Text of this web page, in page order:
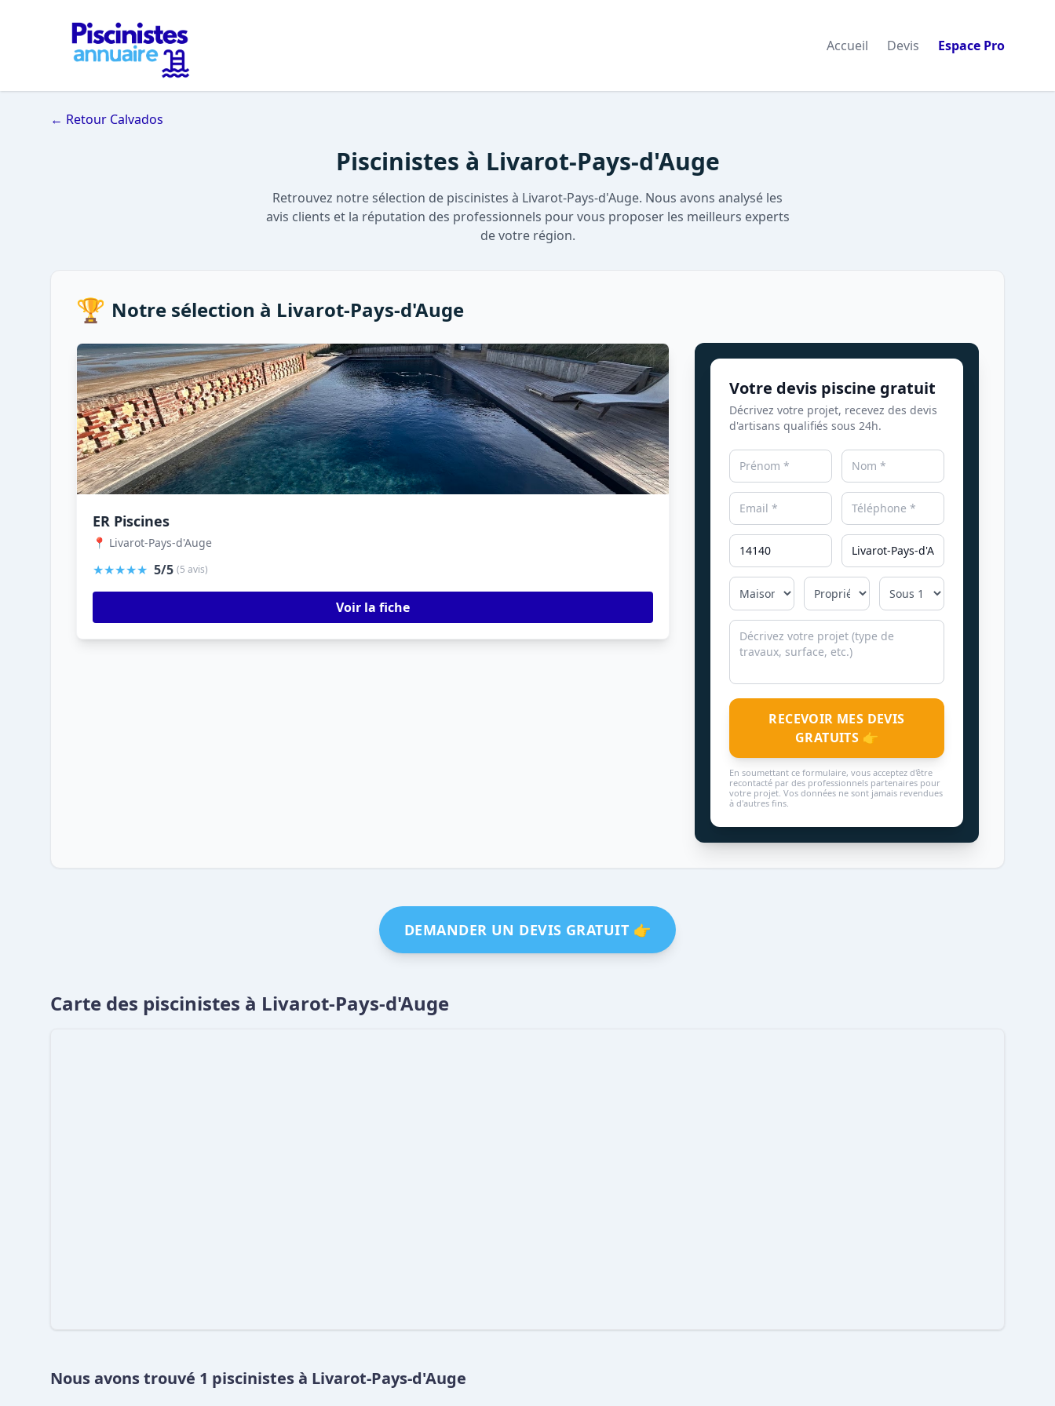
Accueil Devis Espace Pro
← Retour Calvados
Piscinistes à Livarot-Pays-d'Auge
Retrouvez notre sélection de piscinistes à Livarot-Pays-d'Auge. Nous avons analysé les
avis clients et la réputation des professionnels pour vous proposer les meilleurs experts
de votre région.
🏆 Notre sélection à Livarot-Pays-d'Auge
ER Piscines
📍 Livarot-Pays-d'Auge
★★★★★ 5/5 (5 avis)
Voir la fiche
Votre devis piscine gratuit
Décrivez votre projet, recevez des devis
d'artisans qualifiés sous 24h.
RECEVOIR MES DEVIS
GRATUITS 👉
En soumettant ce formulaire, vous acceptez d'être
recontacté par des professionnels partenaires pour
votre projet. Vos données ne sont jamais revendues
à d'autres fins.
DEMANDER UN DEVIS GRATUIT 👉
Carte des piscinistes à Livarot-Pays-d'Auge
Nous avons trouvé 1 piscinistes à Livarot-Pays-d'Auge